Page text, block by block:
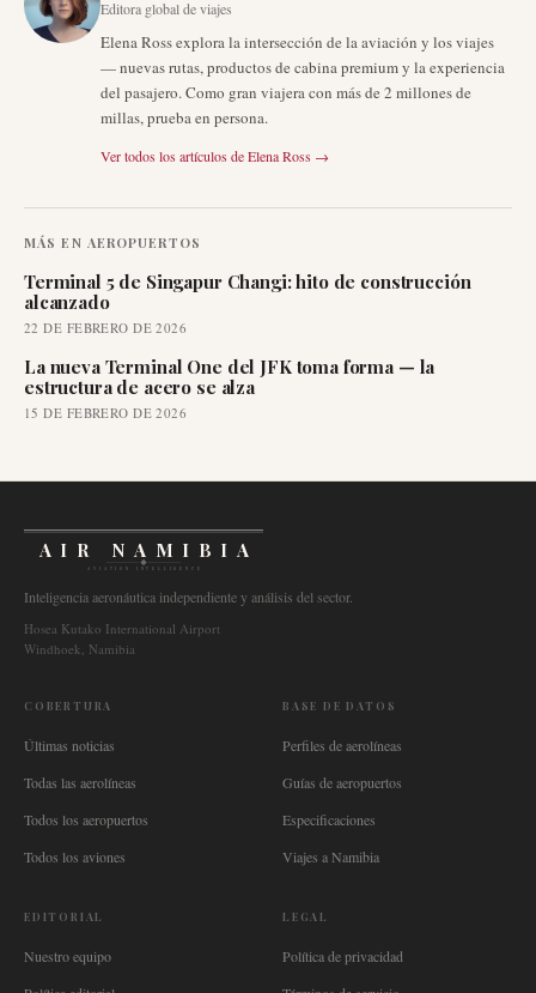
Editora global de viajes
Elena Ross explora la intersección de la aviación y los viajes
— nuevas rutas, productos de cabina premium y la experiencia
del pasajero. Como gran viajera con más de 2 millones de
millas, prueba en persona.
Ver todos los artículos deElena Ross →
MÁS EN AEROPUERTOS
Terminal 5 de Singapur Changi: hito de construcción
alcanzado
22 DE FEBRERO DE 2026
La nueva Terminal One del JFK toma forma — la
estructura de acero se alza
15 DE FEBRERO DE 2026
AIR NAMIBIA
AVIATION INTELLIGENCE
Inteligencia aeronáutica independiente y análisis del sector.
Hosea Kutako International Airport
Windhoek, Namibia
COBERTURA
Últimas noticias
Todas las aerolíneas
Todos los aeropuertos
Todos los aviones
BASE DE DATOS
Perfiles de aerolíneas
Guías de aeropuertos
Especificaciones
Viajes a Namibia
EDITORIAL
Nuestro equipo
LEGAL
Política de privacidad